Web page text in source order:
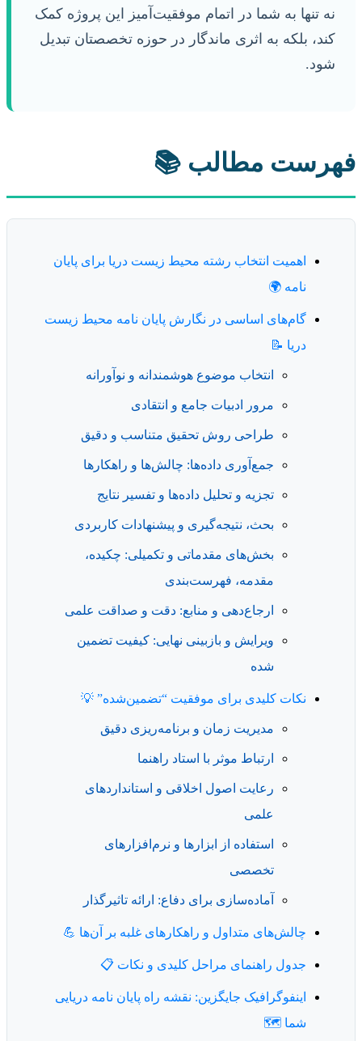
نه تنها به شما در اتمام موفقیت‌آمیز این پروژه کمک
کند، بلکه به اثری ماندگار در حوزه تخصصتان تبدیل
شود.
فهرست مطالب 📚
اهمیت انتخاب رشته محیط زیست دریا برای پایان
نامه 🌍
گام‌های اساسی در نگارش پایان نامه محیط زیست
دریا 📝
انتخاب موضوع هوشمندانه و نوآورانه
مرور ادبیات جامع و انتقادی
طراحی روش تحقیق متناسب و دقیق
جمع‌آوری داده‌ها: چالش‌ها و راهکارها
تجزیه و تحلیل داده‌ها و تفسیر نتایج
بحث، نتیجه‌گیری و پیشنهادات کاربردی
بخش‌های مقدماتی و تکمیلی: چکیده،
مقدمه، فهرست‌بندی
ارجاع‌دهی و منابع: دقت و صداقت علمی
ویرایش و بازبینی نهایی: کیفیت تضمین
شده
نکات کلیدی برای موفقیت “تضمین‌شده” 💡
مدیریت زمان و برنامه‌ریزی دقیق
ارتباط موثر با استاد راهنما
رعایت اصول اخلاقی و استانداردهای
علمی
استفاده از ابزارها و نرم‌افزارهای
تخصصی
آماده‌سازی برای دفاع: ارائه تاثیرگذار
چالش‌های متداول و راهکارهای غلبه بر آن‌ها 💪
جدول راهنمای مراحل کلیدی و نکات 📋
اینفوگرافیک جایگزین: نقشه راه پایان نامه دریایی
شما 🗺️